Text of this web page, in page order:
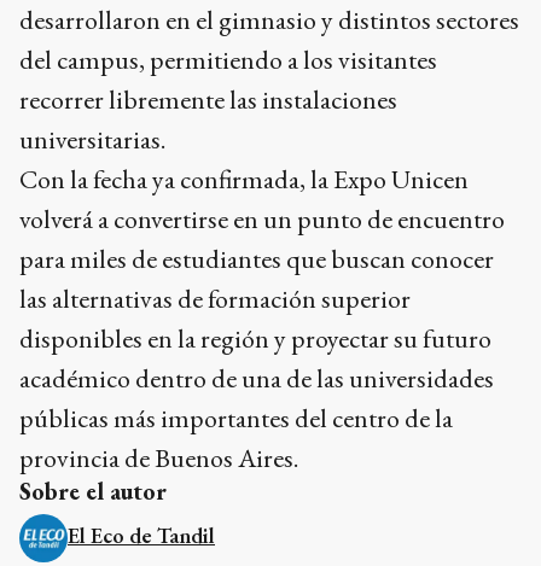
desarrollaron en el gimnasio y distintos sectores
del campus, permitiendo a los visitantes
recorrer libremente las instalaciones
universitarias.
Con la fecha ya confirmada, la Expo Unicen
volverá a convertirse en un punto de encuentro
para miles de estudiantes que buscan conocer
las alternativas de formación superior
disponibles en la región y proyectar su futuro
académico dentro de una de las universidades
públicas más importantes del centro de la
provincia de Buenos Aires.
Sobre el autor
El Eco de Tandil